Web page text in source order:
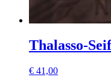
Thalasso-
€ 41,00